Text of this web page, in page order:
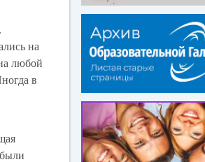
на
любой
в